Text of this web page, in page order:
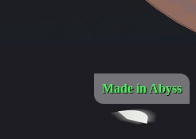
Made in Abyss